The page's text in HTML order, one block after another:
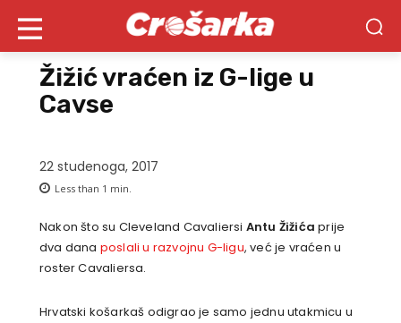
Žižić vraćen iz G-lige u
Cavse
22 studenoga, 2017
Less than 1 min.
Nakon što su Cleveland Cavaliersi Antu Žižića prije
dva dana poslali u razvojnu G-ligu, već je vraćen u
roster Cavaliersa.
Hrvatski košarkaš odigrao je samo jednu utakmicu u